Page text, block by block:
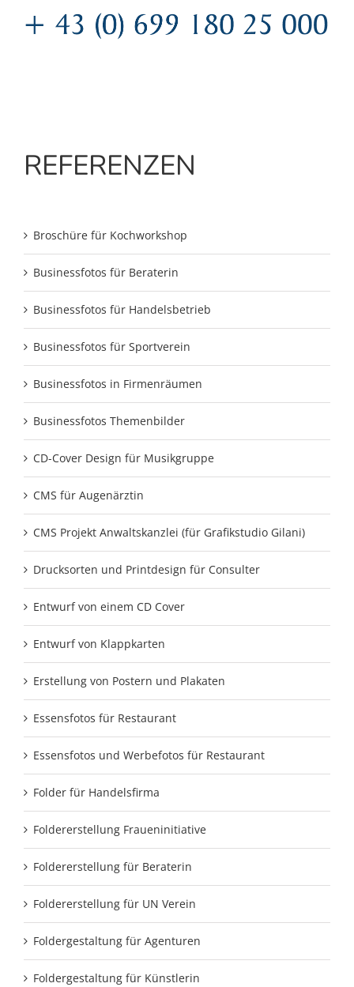
REFERENZEN
Broschüre für Kochworkshop
Businessfotos für Beraterin
Businessfotos für Handelsbetrieb
Businessfotos für Sportverein
Businessfotos in Firmenräumen
Businessfotos Themenbilder
CD-Cover Design für Musikgruppe
CMS für Augenärztin
CMS Projekt Anwaltskanzlei (für Grafikstudio Gilani)
Drucksorten und Printdesign für Consulter
Entwurf von einem CD Cover
Entwurf von Klappkarten
Erstellung von Postern und Plakaten
Essensfotos für Restaurant
Essensfotos und Werbefotos für Restaurant
Folder für Handelsfirma
Foldererstellung Fraueninitiative
Foldererstellung für Beraterin
Foldererstellung für UN Verein
Foldergestaltung für Agenturen
Foldergestaltung für Künstlerin